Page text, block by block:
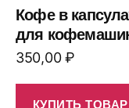
Кофе в
для
350,00₽
КУПИТЬ ТОВАР